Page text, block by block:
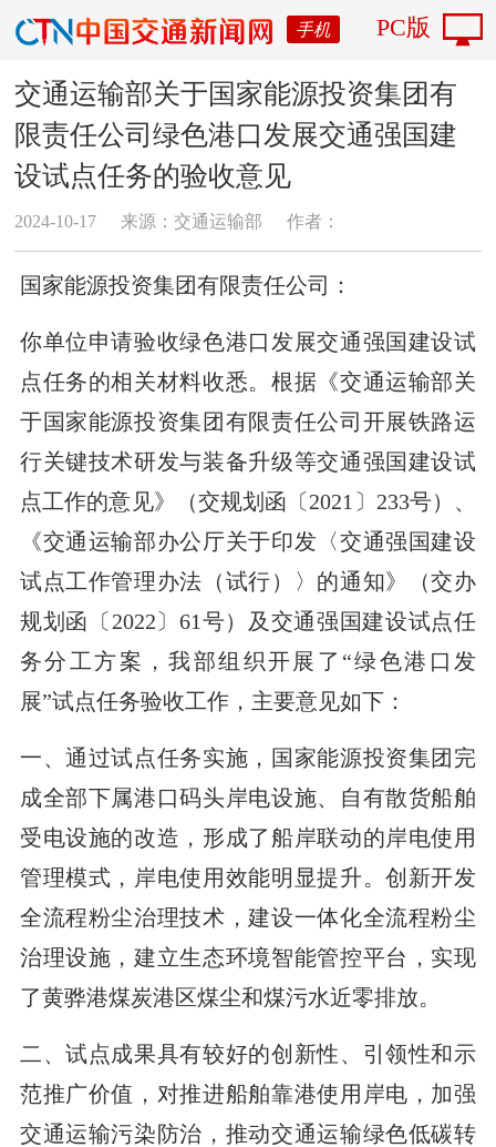
手机 PC版
交通运输部关于国家能源投资集团有
限责任公司绿色港口发展交通强国建
设试点任务的验收意见
2024-10-17 来源：交通运输部 作者：
国家能源投资集团有限责任公司：
你单位申请验收绿色港口发展交通强国建设试
点任务的相关材料收悉。根据《交通运输部关
于国家能源投资集团有限责任公司开展铁路运
行关键技术研发与装备升级等交通强国建设试
点工作的意见》（交规划函〔2021〕233号）、
《交通运输部办公厅关于印发〈交通强国建设
试点工作管理办法（试行）〉的通知》（交办
规划函〔2022〕61号）及交通强国建设试点任
务分工方案，我部组织开展了“绿色港口发
展”试点任务验收工作，主要意见如下：
一、通过试点任务实施，国家能源投资集团完
成全部下属港口码头岸电设施、自有散货船舶
受电设施的改造，形成了船岸联动的岸电使用
管理模式，岸电使用效能明显提升。创新开发
全流程粉尘治理技术，建设一体化全流程粉尘
治理设施，建立生态环境智能管控平台，实现
了黄骅港煤炭港区煤尘和煤污水近零排放。
二、试点成果具有较好的创新性、引领性和示
范推广价值，对推进船舶靠港使用岸电，加强
交通运输污染防治，推动交通运输绿色低碳转